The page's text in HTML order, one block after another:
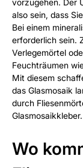
also sein, dass
Bei einem
erforderlich sein.
Verlegemörtel
Feuchträumen
Mit diesem
das Glasmosaik
durch
Glasmosaikkleber.
Wo